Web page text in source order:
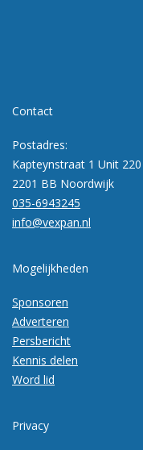
Contact
Postadres:
Kapteynstraat 1 Unit 220
2201 BB Noordwijk
035-6943245
info@vexpan.nl
Mogelijkheden
Sponsoren
Adverteren
Persbericht
Kennis delen
Word lid
Privacy